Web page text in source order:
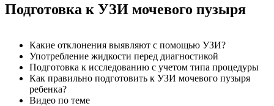
Подготовка к УЗИ мочевого пузыря
Какие отклонения выявляют с помощью УЗИ?
Употребление жидкости перед диагностикой
Подготовка к исследованию с учетом типа процедуры
Как правильно подготовить к УЗИ мочевого пузыря
ребенка?
Видео по теме